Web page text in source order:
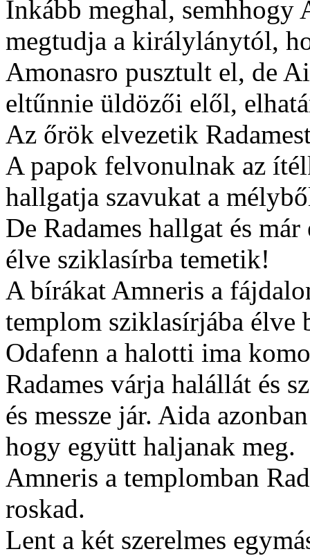
Inkább meghal,
megtudja a királylánytól,
Amonasro pusztult el, de
eltűnnie üldözői elől,
Az őrök elvezetik
A papok felvonulnak az
hallgatja szavukat a
De Radames hallgat és
élve sziklasírba temetik!
A bírákat Amneris a
templom sziklasírjába élve
Odafenn a halotti ima
Radames várja halállát és
és messze jár. Aida
hogy együtt haljanak meg.
Amneris a templomban
roskad.
Lent a két szerelmes